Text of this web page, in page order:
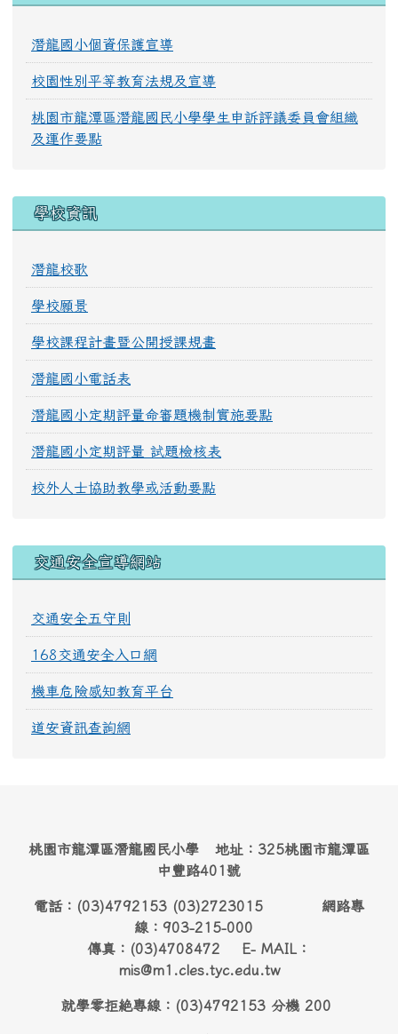
潛龍國小個資保護宣導
校園性別平等教育法規及宣導
桃園市龍潭區潛龍國民小學學生申訴評議委員會組織
及運作要點
學校資訊
潛龍校歌
學校願景
學校課程計畫暨公開授課規畫
潛龍國小電話表
潛龍國小定期評量命審題機制實施要點
潛龍國小定期評量 試題檢核表
校外人士協助教學或活動要點
交通安全宣導網站
交通安全五守則
168交通安全入口網
機車危險感知教育平台
道安資訊查詢網
桃園市龍潭區潛龍國民小學 地址：325桃園市龍潭區
中豐路401號
電話：(03)4792153 (03)2723015 網路專
線：903-215-000
傳真：(03)4708472 E- MAIL：
mis@m1.cles.tyc.edu.tw
就學零拒絶專線：(03)4792153 分機 200